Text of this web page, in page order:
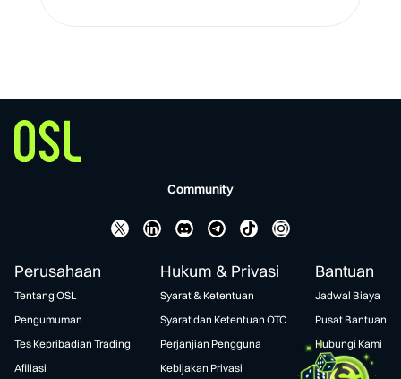
Community
Perusahaan
Tentang OSL
Pengumuman
Tes Kepribadian Trading
Afiliasi
Hukum & Privasi
Syarat & Ketentuan
Syarat dan Ketentuan OTC
Perjanjian Pengguna
Kebijakan Privasi
Bantuan
Jadwal Biaya
Pusat Bantuan
Hubungi Kami